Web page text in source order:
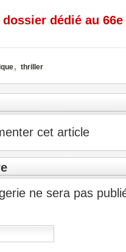
dossier dédié au
, thriller
cet article
ne sera pas